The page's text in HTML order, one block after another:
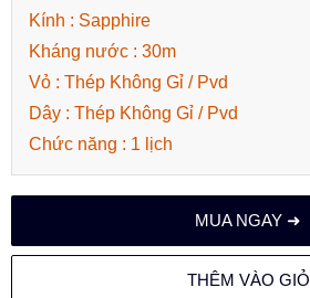
Kính : Sapphire
Kháng nước : 30m
Vỏ : Thép Không Gỉ / Pvd
Dây : Thép Không Gỉ / Pvd
Chức năng : 1 lịch
MUA NGAY ➜
THÊM VÀO GIỎ